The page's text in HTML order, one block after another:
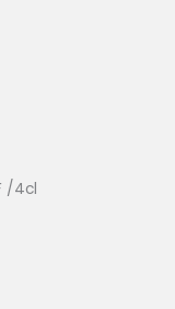
/4cl